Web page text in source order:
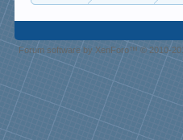
Forum software by XenForo™© 2010-